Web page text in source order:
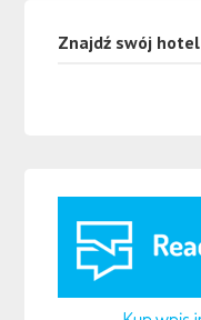
Znajdź swój hotel